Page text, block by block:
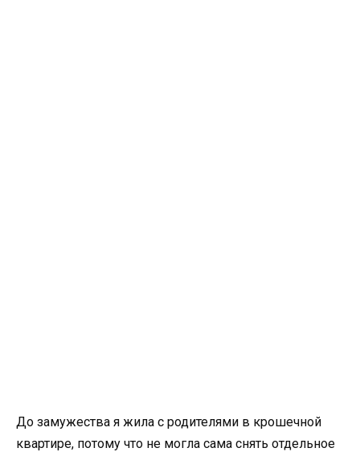
До замужества я жила с родителями в крошечной
квартире, потому что не могла сама снять отдельное